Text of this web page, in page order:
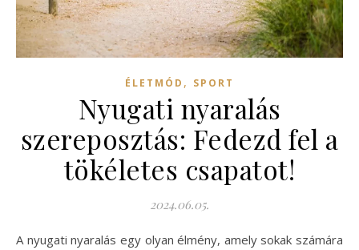
ÉLETMÓD , SPORT
Nyugati nyaralás
szereposztás: Fedezd fel a
tökéletes csapatot!
2024.06.05.
A nyugati nyaralás egy olyan élmény, amely sokak számára